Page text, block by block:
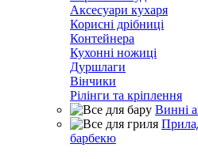
Аксесуари кухаря
Корисні дрібниці
Контейнера
Кухонні ножиці
Дуршлаги
Вінчики
Рілінги та кріплення
Винні
барбекю